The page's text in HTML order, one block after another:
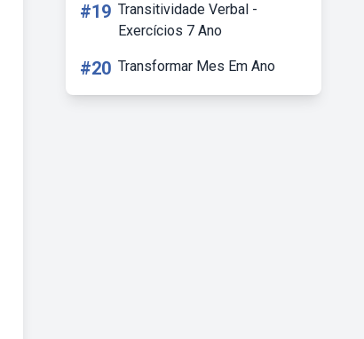
#19 Transitividade Verbal -
Exercícios 7 Ano
#20 Transformar Mes Em Ano